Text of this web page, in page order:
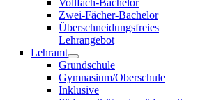
Zwei-Fächer-Bachelor
Überschneidungsfreies
Lehrangebot
Lehramt
Grundschule
Gymnasium/Oberschule
Inklusive